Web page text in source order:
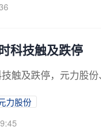
科技触及跌停
触及跌停，元力股
力股份